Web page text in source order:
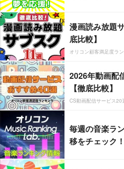
漫画読み放題
底比較】
オリコン顧客満足度ラ
2026年動画配
【徹底比較】
CS動画配信サービス20
毎週の音楽ラ
移をチェック！